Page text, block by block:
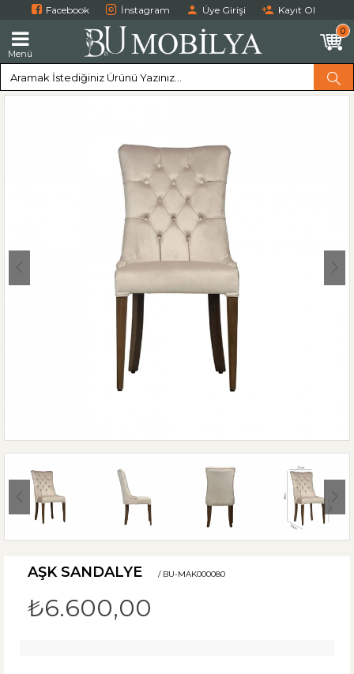
Facebook İnstagram Üye Girişi Kayıt Ol
Menü
0
AŞK SANDALYE / BU-MAK000080
₺6.600,00